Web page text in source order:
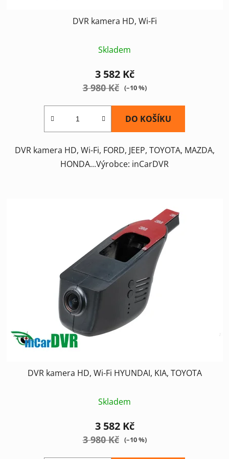
DVR kamera HD, Wi-Fi
Skladem
3 582 Kč
3 980 Kč (–10 %)
DO KOŠÍKU
DVR kamera HD, Wi-Fi, FORD, JEEP, TOYOTA, MAZDA,
HONDA...Výrobce: inCarDVR
DVR kamera HD, Wi-Fi HYUNDAI, KIA, TOYOTA
Skladem
3 582 Kč
3 980 Kč (–10 %)